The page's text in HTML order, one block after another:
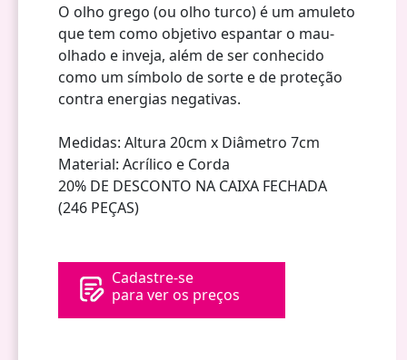
O olho grego (ou olho turco) é um amuleto
que tem como objetivo espantar o mau-
olhado e inveja, além de ser conhecido
como um símbolo de sorte e de proteção
contra energias negativas.
Medidas: Altura 20cm x Diâmetro 7cm
Material: Acrílico e Corda
20% DE DESCONTO NA CAIXA FECHADA
(246 PEÇAS)
Cadastre-se
para ver os preços